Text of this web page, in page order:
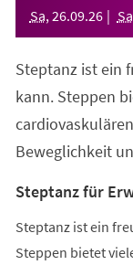
Sa, 26.09.26 Sa
Steptanz ist ein
kann. Steppen
Beweglichkeit
Steptanz für
Steptanz ist ein
Steppen bietet